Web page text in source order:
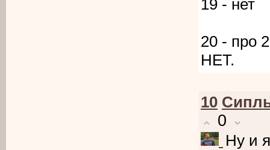
19 - нет
20 - про
НЕТ.
10
0
Ну и